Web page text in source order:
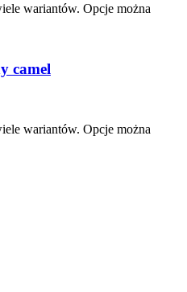
wariantów. Opcje można
camel
wariantów. Opcje można